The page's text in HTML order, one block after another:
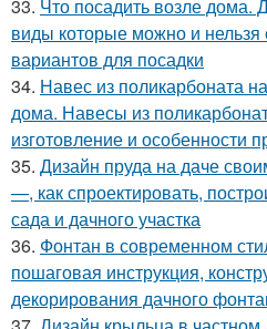
33. Что посадить возле
виды которые можно и
вариантов для посадки
34. Навес из поликарбоната
дома. Навесы из
изготовление и особенности
35. Дизайн пруда на даче
—, как спроектировать,
сада и дачного участка
36. Фонтан в современном
пошаговая инструкция,
декорирования дачного